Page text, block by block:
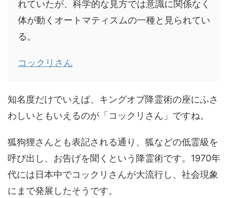
れていたが、科学的な見方では意識に関係なく
体が動くオートマティスムの一種と見られてい
る。
コックリさん
知名度だけでいえば、キングオブ降霊術の座にふさ
わしいともいえるのが「コックリさん」ですね。
狐狗狸さんとも表記される通り、狐などの低霊級を
呼び出し、お告げを聞くという降霊術です。1970年
代には日本中でコックリさんが大流行し、社会現象
にまで発展したそうです。